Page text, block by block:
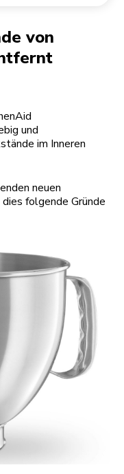
von
und
im Inneren
neuen
folgende Gründe